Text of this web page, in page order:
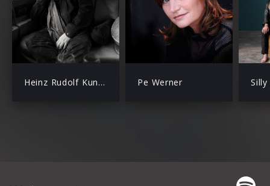
Heinz Rudolf Kunze Pe Werner Silly